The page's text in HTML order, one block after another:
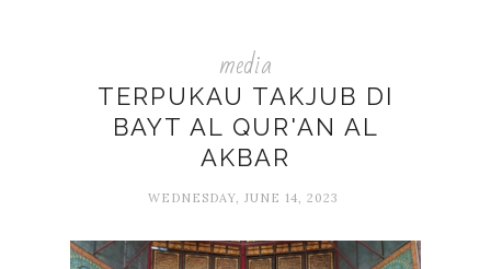
media
TERPUKAU TAKJUB DI
BAYT AL QUR'AN AL
AKBAR
WEDNESDAY, JUNE 14, 2023